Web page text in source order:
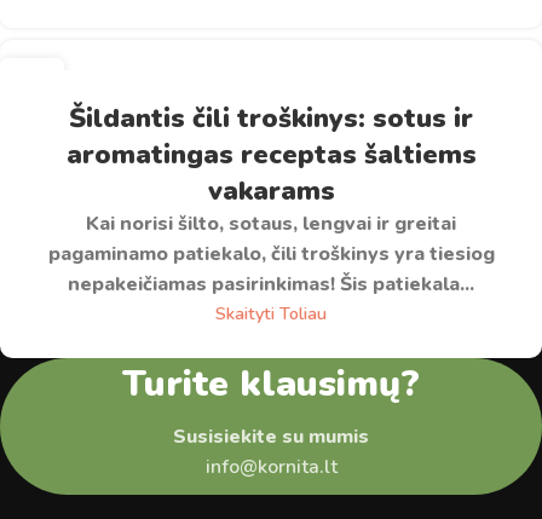
Šildantis čili troškinys: sotus ir
aromatingas receptas šaltiems
vakarams
Kai norisi šilto, sotaus, lengvai ir greitai
pagaminamo patiekalo, čili troškinys yra tiesiog
nepakeičiamas pasirinkimas! Šis patiekala...
Skaityti Toliau
Turite klausimų?
Susisiekite su mumis
info@kornita.lt